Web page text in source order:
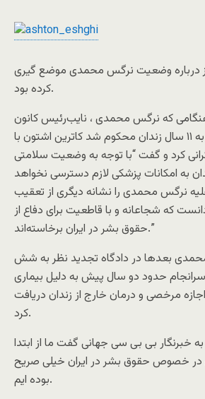
درباره وضعیت نرگس محمدی موضع گیری
کرده بود.
مهرماه ۱۳۹۰ هنگامی که نرگس محمدی ، نایب‌رئیس کانون
مدافعان حقوق بشر، به ۱۱ سال زندان محکوم شد کاترین اشتون با
کرد و گفت “با توجه به وضعیت سلامتی
به امکانات پزشکی لازم دسترسی نخواهد
نرگس محمدی را نشانه دیگری از تعقیب
که شجاعانه و با قاطعیت برای دفاع از
حقوق بشر در ایران برخاسته‌اند.”
بعدها در دادگاه تجدید نظر به شش
حدود دو سال پیش به دلیل بیماری
مرخصی و درمان خارج از زندان دریافت
کرد.
خبرنگار بی بی سی جهانی گفت ما از ابتدا
خصوص حقوق بشر در ایران خیلی صریح
بوده ایم.